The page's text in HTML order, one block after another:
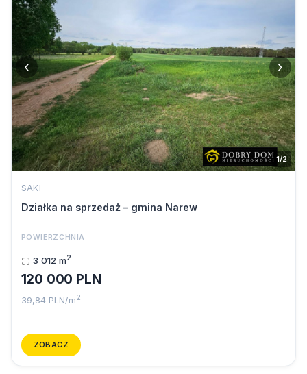
‹ ›
1/2
SAKI
Działka na sprzedaż – gmina Narew
POWIERZCHNIA
3 012 m2
120 000 PLN
39,84 PLN/m2
ZOBACZ